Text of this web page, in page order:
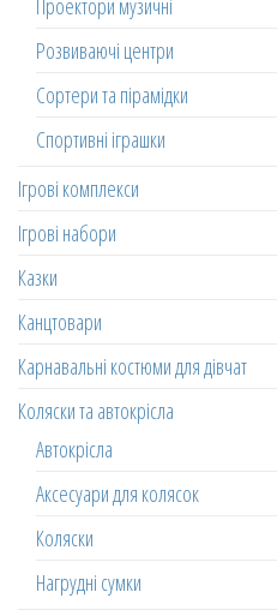
Проектори музичні
Розвиваючі центри
Сортери та пірамідки
Спортивні іграшки
Ігрові комплекси
Ігрові набори
Казки
Канцтовари
Карнавальні костюми для дівчат
Коляски та автокрісла
Автокрісла
Аксесуари для колясок
Коляски
Нагрудні сумки